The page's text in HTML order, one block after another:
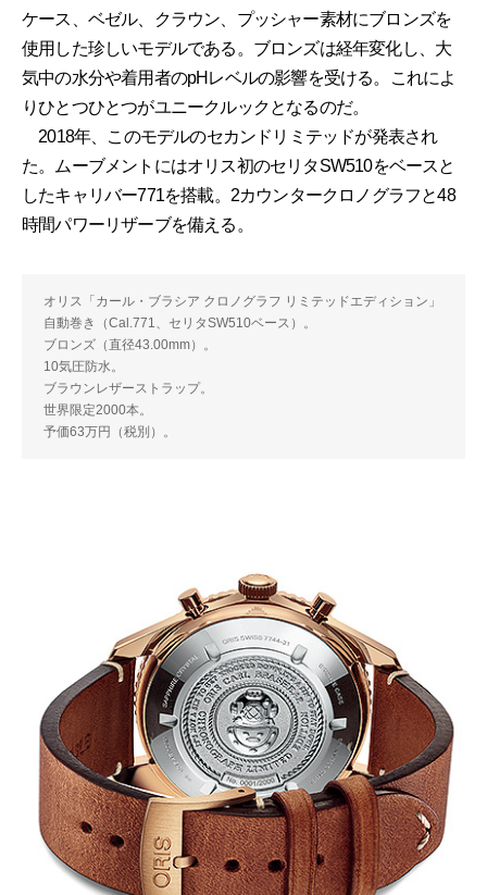
ケース、ベゼル、クラウン、プッシャー素材にブロンズを
使用した珍しいモデルである。ブロンズは経年変化し、大
気中の水分や着用者のpHレベルの影響を受ける。これによ
りひとつひとつがユニークルックとなるのだ。
2018年、このモデルのセカンドリミテッドが発表され
た。ムーブメントにはオリス初のセリタSW510をベースと
したキャリバー771を搭載。2カウンタークロノグラフと48
時間パワーリザーブを備える。
オリス「カール・ブラシア クロノグラフ リミテッドエディション」
自動巻き（Cal.771、セリタSW510ベース）。
ブロンズ（直径43.00mm）。
10気圧防水。
ブラウンレザーストラップ。
世界限定2000本。
予価63万円（税別）。